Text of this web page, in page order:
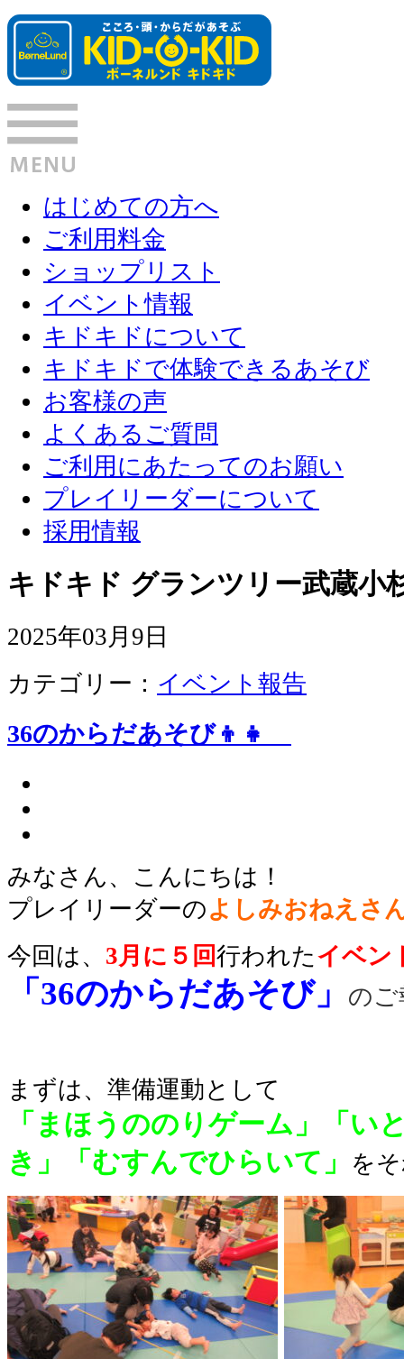
はじめての方へ
ご利用料金
ショップリスト
イベント情報
キドキドについて
キドキドで体験できるあそび
お客様の声
よくあるご質問
ご利用にあたってのお願い
プレイリーダーについて
採用情報
キドキド グランツリー武蔵小
2025年03月9日
カテゴリー： イベント報告
36のからだあそび👦👧
みなさん、こんにちは！
プレイリーダーのよしみおねえさ
今回は、 3月に５回行われたイベン
「36のからだあそび」 の
まずは、準備運動として
「まほうののりゲーム」
「い
き」「むすんでひらいて」
を